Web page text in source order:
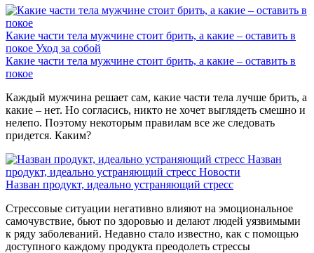
Какие части тела мужчине стоит брить, а какие – оставить в
покое Уход за собой
Какие части тела мужчине стоит брить, а какие – оставить в
покое
Каждый мужчина решает сам, какие части тела лучше брить, а
какие – нет. Но согласись, никто не хочет выглядеть смешно и
нелепо. Поэтому некоторым правилам все же следовать
придется. Каким?
Назван
продукт, идеально устраняющий стресс Новости
Назван продукт, идеально устраняющий стресс
Стрессовые ситуации негативно влияют на эмоциональное
самочувствие, бьют по здоровью и делают людей уязвимыми
к ряду заболеваний. Недавно стало известно, как с помощью
доступного каждому продукта преодолеть стрессы